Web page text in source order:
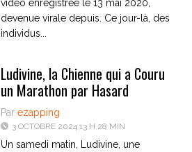
vidéo enregistrée le 13 mai 2020,
devenue virale depuis. Ce jour-là, des
individus...
Ludivine, la Chienne qui a Couru
un Marathon par Hasard
Par ezapping
3 OCTOBRE 2024 13 H 28 MIN
Un samedi matin, Ludivine, une